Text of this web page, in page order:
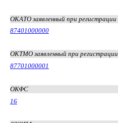
ОКАТО заявленный при регистрации
87401000000
ОКТМО заявленный при регистрации
87701000001
ОКФС
16